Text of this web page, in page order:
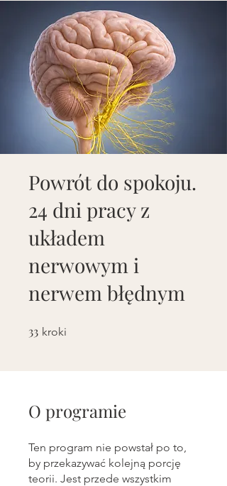
Powrót do spokoju.
24 dni pracy z
układem
nerwowym i
nerwem błędnym
33 kroki
O programie
Ten program nie powstał po to,
by przekazywać kolejną porcję
teorii. Jest przede wszystkim